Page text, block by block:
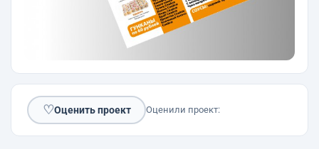
♡Оценить проект Оценили проект: